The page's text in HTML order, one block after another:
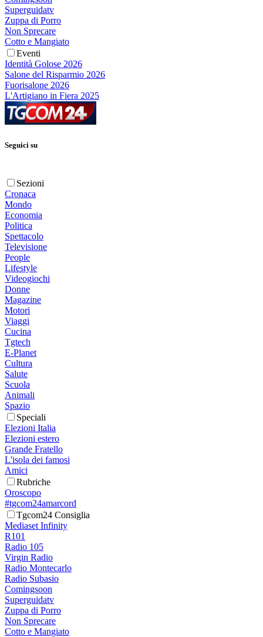
Superguidatv
Zuppa di Porro
Non Sprecare
Cotto e Mangiato
Eventi
Identità Golose 2026
Salone del Risparmio 2026
Fuorisalone 2026
L'Artigiano in Fiera 2025
Seguici su
Sezioni
Cronaca
Mondo
Economia
Politica
Spettacolo
Televisione
People
Lifestyle
Videogiochi
Donne
Magazine
Motori
Viaggi
Cucina
Tgtech
E-Planet
Cultura
Salute
Scuola
Animali
Spazio
Speciali
Elezioni Italia
Elezioni estero
Grande Fratello
L'isola dei famosi
Amici
Rubriche
Oroscopo
#tgcom24amarcord
Tgcom24 Consiglia
Mediaset Infinity
R101
Radio 105
Virgin Radio
Radio Montecarlo
Radio Subasio
Comingsoon
Superguidatv
Zuppa di Porro
Non Sprecare
Cotto e Mangiato